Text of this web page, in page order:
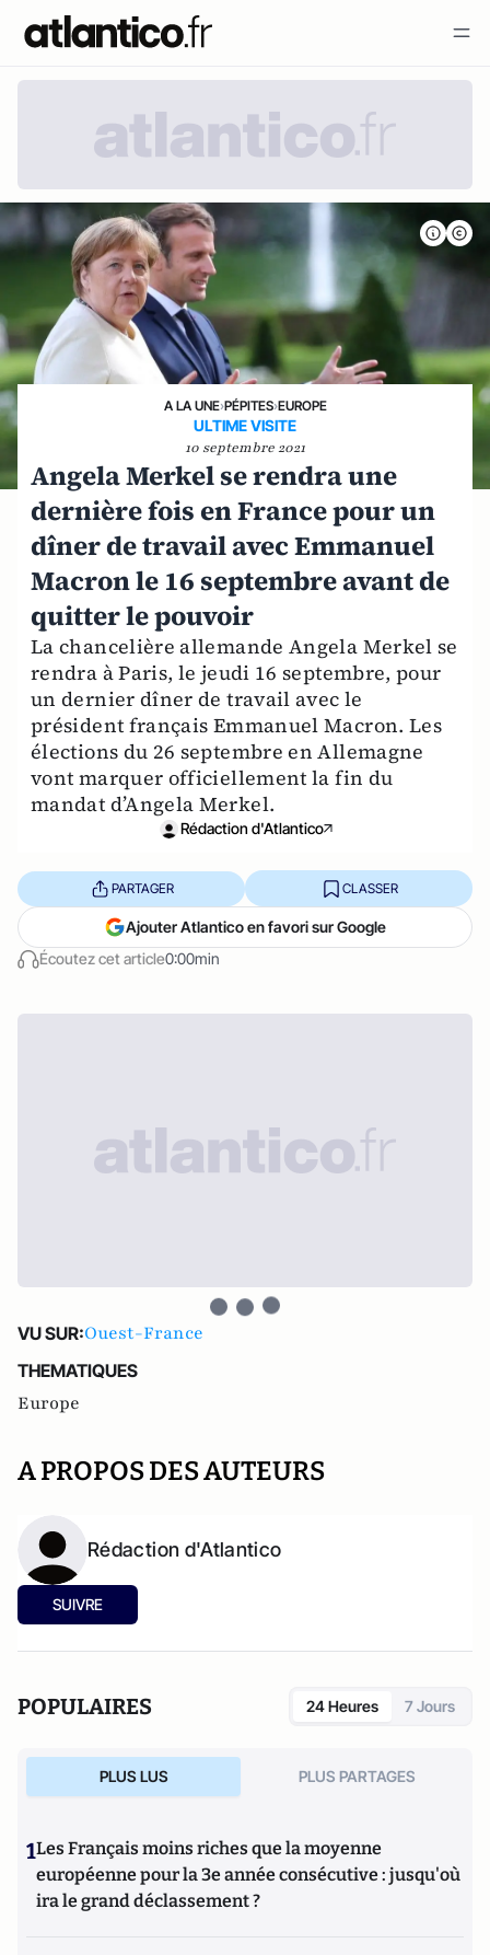
A LA UNE›PÉPITES›EUROPE
ULTIME VISITE
10 septembre 2021
Angela Merkel se rendra une
dernière fois en France pour un
dîner de travail avec Emmanuel
Macron le 16 septembre avant de
quitter le pouvoir
La chancelière allemande Angela Merkel se
rendra à Paris, le jeudi 16 septembre, pour
un dernier dîner de travail avec le
président français Emmanuel Macron. Les
élections du 26 septembre en Allemagne
vont marquer officiellement la fin du
mandat d’Angela Merkel.
Rédaction d'Atlantico
Écoutez cet article0:00min
PARTAGER CLASSER
Ajouter Atlantico en favori sur Google
VU SUR:Ouest-France
THEMATIQUES
Europe
A PROPOS DES AUTEURS
Rédaction d'Atlantico
SUIVRE
POPULAIRES 24 Heures 7 Jours
PLUS LUS PLUS PARTAGES
1Les Français moins riches que la moyenne
européenne pour la 3e année consécutive : jusqu'où
ira le grand déclassement ?